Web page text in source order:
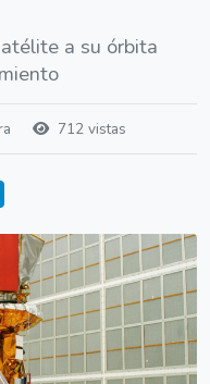
a su órbita
712 vistas